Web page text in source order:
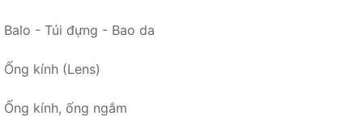
Balo - Túi đựng - Bao da
Ống kính (Lens)
Ống kính, ống ngắm